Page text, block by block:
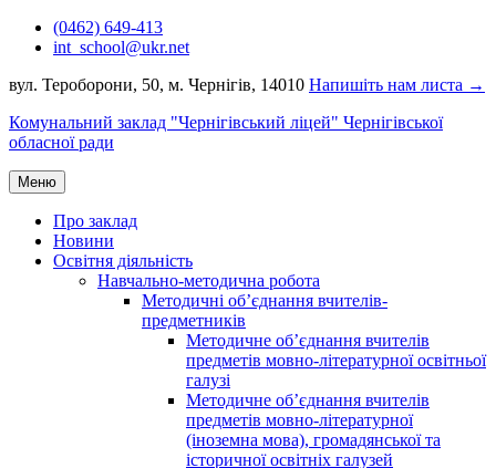
Перейти(0462) 649-413
int_school@ukr.net
вул. Тероборони, 50, м. Чернігів, 14010 Напишіть нам листа →
Комунальний заклад "Чернігівський ліцей" Чернігівської
обласної ради
Меню
Про заклад
Новини
Освітня діяльність
Навчально-методична робота
Методичні об’єднання вчителів-
предметників
Методичне об’єднання вчителів
предметів мовно-літературної освітньої
галузі
Методичне об’єднання вчителів
предметів мовно-літературної
(іноземна мова), громадянської та
історичної освітніх галузей